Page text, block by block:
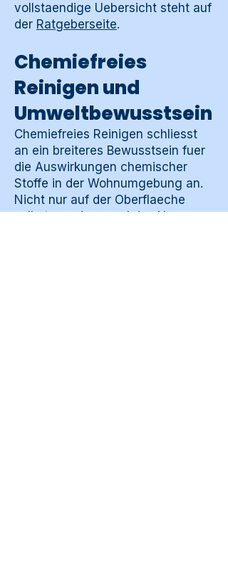
vollstaendige Uebersicht steht auf
der Ratgeberseite.
Chemiefreies
Reinigen und
Umweltbewusstsein
Chemiefreies Reinigen schliesst
an ein breiteres Bewusstsein fuer
die Auswirkungen chemischer
Stoffe in der Wohnumgebung an.
Nicht nur auf der Oberflaeche
selbst, sondern auch im Abwasser